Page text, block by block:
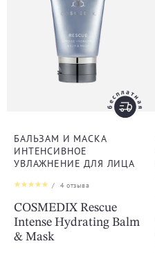
БАЛЬЗАМ И МАСКА
ИНТЕНСИВНОЕ
УВЛАЖНЕНИЕ ДЛЯ ЛИЦА
/ 4отзыва
COSMEDIX Rescue
Intense Hydrating Balm
& Mask